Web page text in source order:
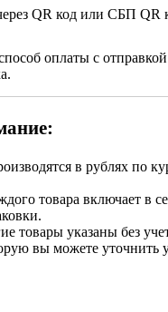
QR код или СБП QR
оплаты с отправкой
в рублях по
товара включает в
товары указаны без
вы можете уточнить